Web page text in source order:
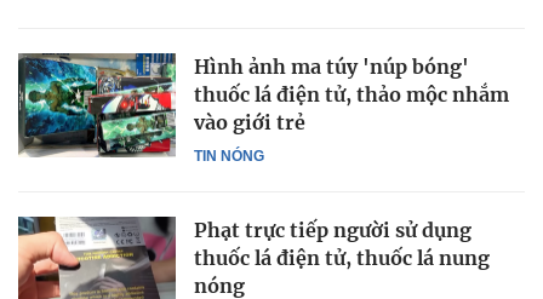
TIN NÓNG
Hình ảnh ma túy 'núp bóng'
thuốc lá điện tử, thảo mộc nhắm
vào giới trẻ
Phạt trực tiếp người sử dụng
thuốc lá điện tử, thuốc lá nung
nóng